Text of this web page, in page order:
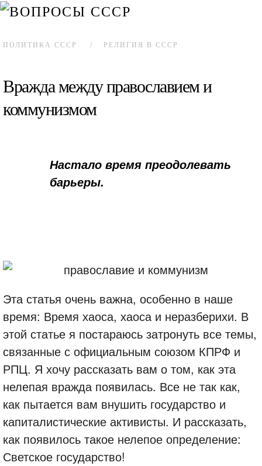
ПОЛИТИКА СССР РЕЛИГИЯ В СССР
Вражда между православием и
коммунизмом
Настало время преодолевать
барьеры.
Эта статья очень важна, особенно в наше
время: Время хаоса, хаоса и неразберихи. В
этой статье я постараюсь затронуть все темы,
связанные с официальным союзом КПРФ и
РПЦ. Я хочу рассказать вам о том, как эта
нелепая вражда появилась. Все не так как,
как пытается вам внушить государство и
капиталистические активисты. И рассказать,
как появилось такое нелепое определение:
Светское государство!